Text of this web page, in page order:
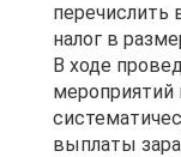
налог в
В ходе
мероприятий
выплаты